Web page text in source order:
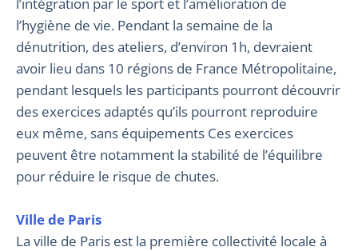
l’hygiène de vie. Pendant la semaine de la
dénutrition, des ateliers, d’environ 1h, devraient
avoir lieu dans 10 régions de France Métropolitaine,
pendant lesquels les participants pourront découvrir
des exercices adaptés qu’ils pourront reproduire
eux même, sans équipements Ces exercices
peuvent être notamment la stabilité de l’équilibre
pour réduire le risque de chutes.
Ville de Paris
La ville de Paris est la première collectivité locale à